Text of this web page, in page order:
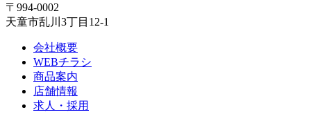
〒994-0002
天童市乱川3丁目12-1
会社概要
WEBチラシ
商品案内
店舗情報
求人・採用